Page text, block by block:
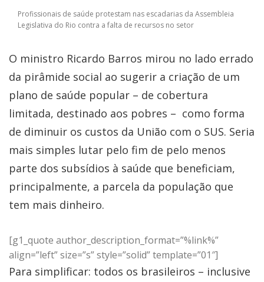
Profissionais de saúde protestam nas escadarias da Assembleia
Legislativa do Rio contra a falta de recursos no setor
O ministro Ricardo Barros mirou no lado errado
da pirâmide social ao sugerir a criação de um
plano de saúde popular – de cobertura
limitada, destinado aos pobres – como forma
de diminuir os custos da União com o SUS. Seria
mais simples lutar pelo fim de pelo menos
parte dos subsídios à saúde que beneficiam,
principalmente, a parcela da população que
tem mais dinheiro.
[g1_quote author_description_format=”%link%”
align=”left” size=”s” style=”solid” template=”01″]
Para simplificar: todos os brasileiros – inclusive